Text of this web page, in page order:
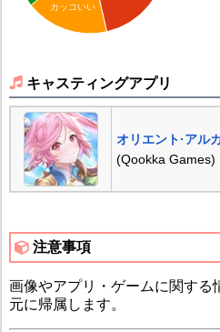
カッコいい
キャスティングアプリ
オリエント·アル
(Qookka Games)
注意事項
画像やアプリ・ゲームに関する
元に帰属します。